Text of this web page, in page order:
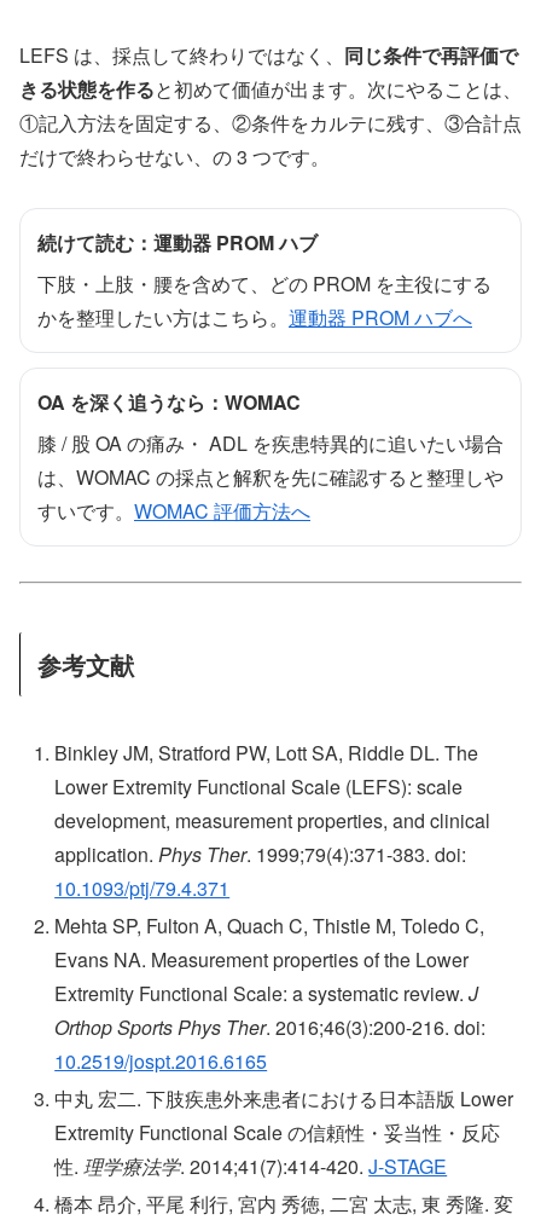
LEFS は、採点して終わりではなく、 同じ条件で再評価で
きる状態を作ると初めて価値が出ます。次にやることは、
①記入方法を固定する、②条件をカルテに残す、③合計点
だけで終わらせない、の 3 つです。
続けて読む：運動器 PROM ハブ
下肢・上肢・腰を含めて、どの PROM を主役にする
かを整理したい方はこちら。 運動器 PROM ハブへ
OA を深く追うなら：WOMAC
膝 / 股 OA の痛み・ ADL を疾患特異的に追いたい場合
は、WOMAC の採点と解釈を先に確認すると整理しや
すいです。 WOMAC 評価方法へ
参考文献
Binkley JM, Stratford PW, Lott SA, Riddle DL. The
Lower Extremity Functional Scale (LEFS): scale
development, measurement properties, and clinical
application. Phys Ther. 1999;79(4):371-383. doi:
10.1093/ptj/79.4.371
Mehta SP, Fulton A, Quach C, Thistle M, Toledo C,
Evans NA. Measurement properties of the Lower
Extremity Functional Scale: a systematic review.J
Orthop Sports Phys Ther. 2016;46(3):200-216. doi:
10.2519/jospt.2016.6165
中丸 宏二. 下肢疾患外来患者における日本語版 Lower
Extremity Functional Scale の信頼性・妥当性・反応
性.理学療法学. 2014;41(7):414-420.J-STAGE
橋本 昂介, 平尾 利行, 宮内 秀徳, 二宮 太志, 東 秀隆. 変